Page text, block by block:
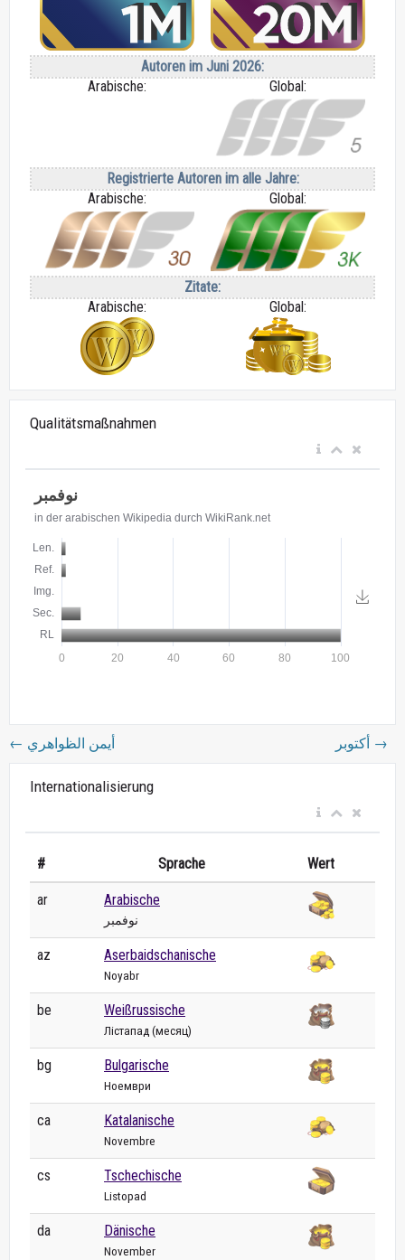
Autoren im Juni 2026:
Arabische:
Global:
Registrierte Autoren im alle Jahre:
Arabische:
Global:
Zitate:
Arabische:
Global:
Qualitätsmaßnahmen
← أيمن الظواهري →
Internationalisierung
# Sprache Wert
ar Arabische
نوفمبر
az Aserbaidschanische
Noyabr
be Weißrussische
Лістапад (месяц)
bg Bulgarische
Ноември
ca Katalanische
Novembre
cs Tschechische
Listopad
da Dänische
November